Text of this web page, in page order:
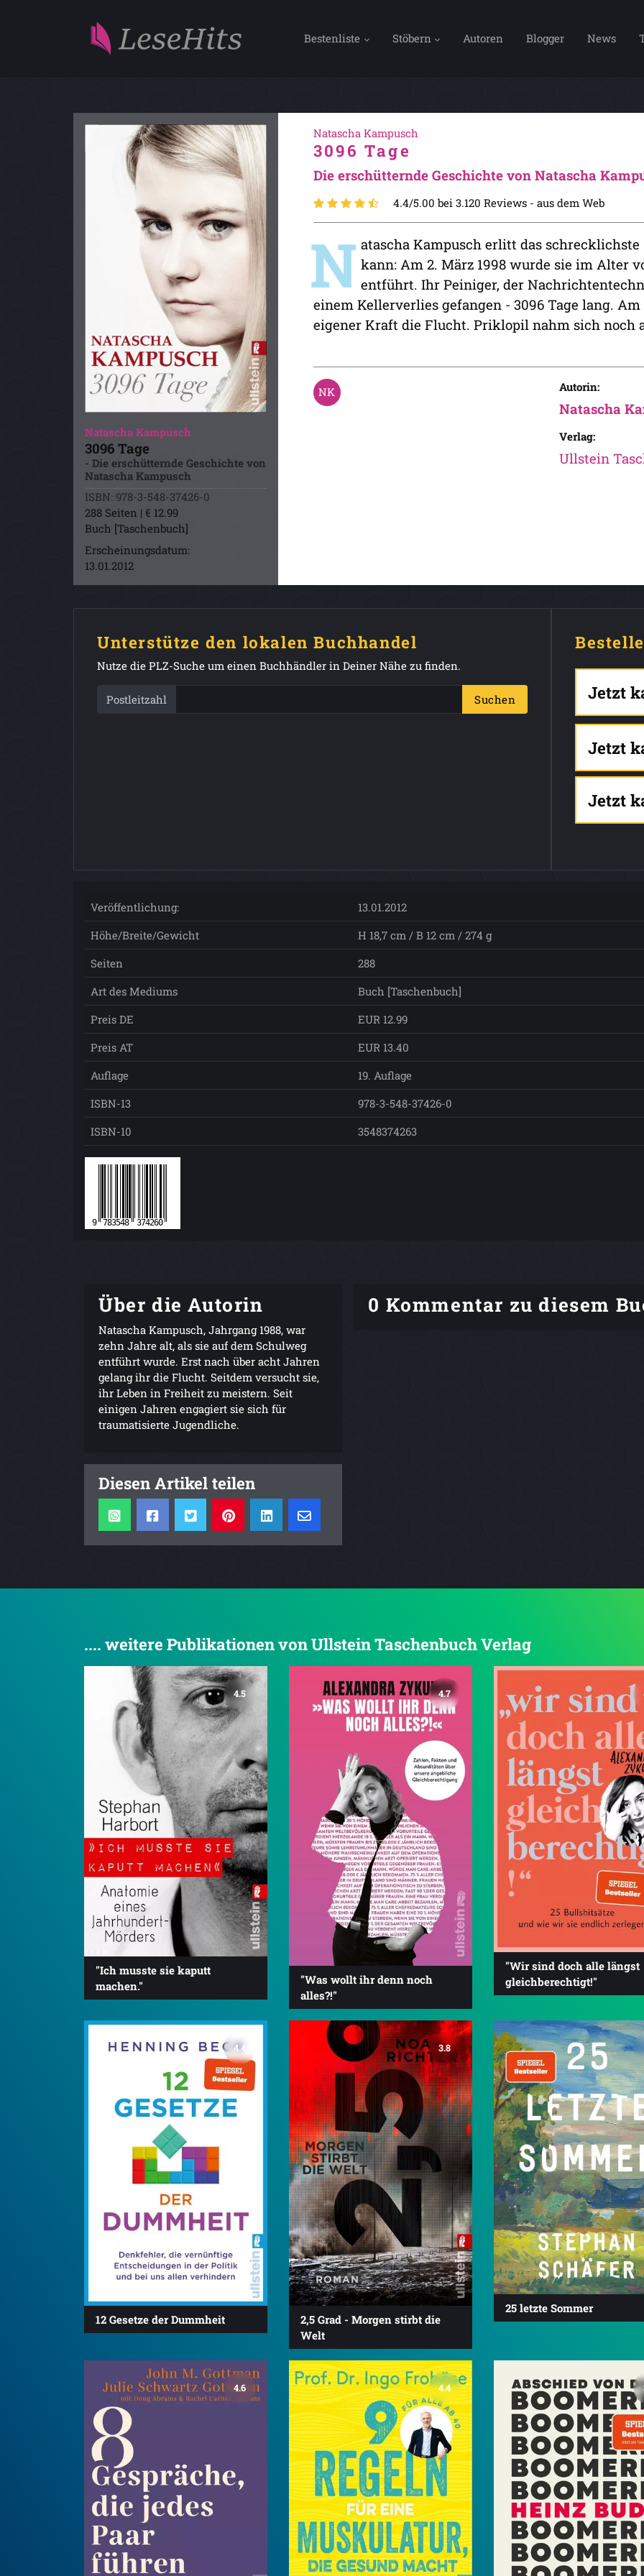
Bestenliste Stöbern Autoren Blogger News
Natascha Kampusch
3096 Tage
- Die erschütternde Geschichte von
Natascha Kampusch
ISBN: 978-3-548-37426-0
288 Seiten | € 12.99
Buch [Taschenbuch]
Erscheinungsdatum:
13.01.2012
Natascha Kampusch
3096 Tage
Die erschütternde Geschichte von Natascha
4.4/5.00 bei 3.120 Reviews - aus dem Web
N atascha Kampusch erlitt das
kann: Am 2. März 1998 wurde sie im Alter
entführt. Ihr Peiniger, der
einem Kellerverlies gefangen - 3096 Tage lang.
eigener Kraft die Flucht. Priklopil nahm sich noch
Autorin:
Natascha
Verlag:
Ullstein
Unterstütze den lokalen Buchhandel
Nutze die PLZ-Suche um einen Buchhändler in Deiner Nähe zu finden.
Postleitzahl Suchen Jetzt
Jetzt
Jetzt
Veröffentlichung:
13.01.2012
Höhe/Breite/Gewicht
H 18,7 cm / B 12 cm / 274 g
Seiten
288
Art des Mediums
Buch [Taschenbuch]
Preis DE
EUR 12.99
Preis AT
EUR 13.40
Auflage
19. Auflage
ISBN-13
978-3-548-37426-0
ISBN-10
3548374263
Über die Autorin
Natascha Kampusch, Jahrgang 1988, war
zehn Jahre alt, als sie auf dem Schulweg
entführt wurde. Erst nach über acht Jahren
gelang ihr die Flucht. Seitdem versucht sie,
ihr Leben in Freiheit zu meistern. Seit
einigen Jahren engagiert sie sich für
traumatisierte Jugendliche.
Diesen Artikel teilen
0 Kommentar zu diesem
.... weitere Publikationen von Ullstein Taschenbuch Verlag
4.5
"Ich musste sie kaputt
machen."
4.7
"Was wollt ihr denn noch
alles?!"
"Wir sind doch alle längst
gleichberechtigt!"
4.4
12 Gesetze der Dummheit
3.8
2,5 Grad - Morgen stirbt die
Welt
25 letzte Sommer
4.6 4.4